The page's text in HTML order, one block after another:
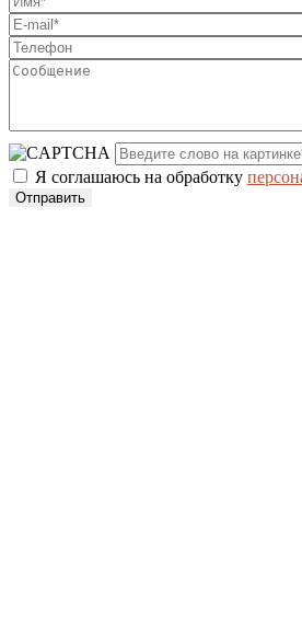
Я соглашаюсь на обработку